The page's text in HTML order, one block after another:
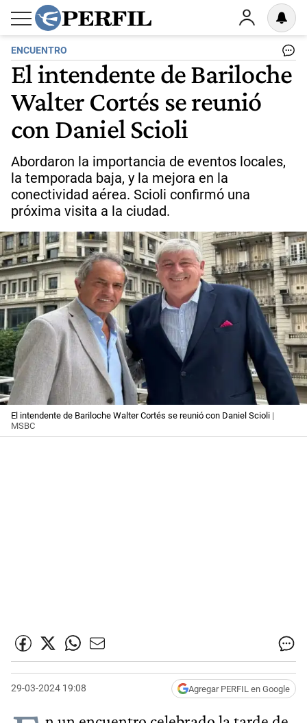
ENCUENTRO
El intendente de Bariloche
Walter Cortés se reunió
con Daniel Scioli
Abordaron la importancia de eventos locales,
la temporada baja, y la mejora en la
conectividad aérea. Scioli confirmó una
próxima visita a la ciudad.
El intendente de Bariloche Walter Cortés se reunió con Daniel Scioli |
MSBC
29-03-2024 19:08 Agregar PERFIL en Google